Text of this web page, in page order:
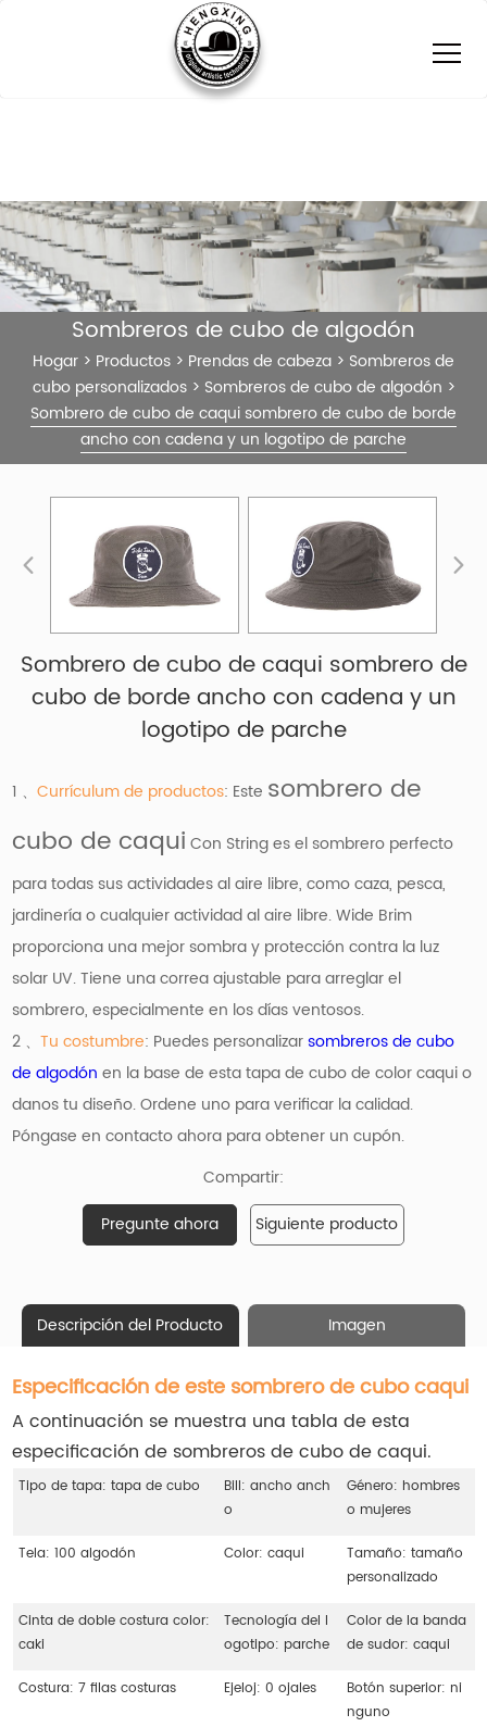
Sombreros de cubo de algodón
Hogar > Productos > Prendas de cabeza > Sombreros de
cubo personalizados> Sombreros de cubo de algodón >
Sombrero de cubo de caqui sombrero de cubo de borde
ancho con cadena y un logotipo de parche
Sombrero de cubo de caqui sombrero de
cubo de borde ancho con cadena y un
logotipo de parche
1 、Currículum de productos: Este sombrero de
cubo de caqui Con String es el sombrero perfecto
para todas sus actividades al aire libre, como caza, pesca,
jardinería o cualquier actividad al aire libre. Wide Brim
proporciona una mejor sombra y protección contra la luz
solar UV. Tiene una correa ajustable para arreglar el
sombrero, especialmente en los días ventosos.
2 、Tu costumbre: Puedes personalizarsombreros de cubo
de algodón en la base de esta tapa de cubo de color caqui o
danos tu diseño. Ordene uno para verificar la calidad.
Póngase en contacto ahora para obtener un cupón.
Compartir:
Pregunte ahora
Siguiente producto
Descripción del Producto Imagen
Especificación de este sombrero de cubo caqui
A continuación se muestra una tabla de esta
especificación de sombreros de cubo de caqui.
Tipo de tapa: tapa de cubo
Bill: ancho anch
o
Género: hombres
o mujeres
Tela: 100 algodón Color: caqui
Tamaño: tamaño
personalizado
Cinta de doble costura color:
caki
Tecnología del l
ogotipo: parche
Color de la banda
de sudor: caqui
Costura: 7 filas costuras Ejeloj: 0 ojales
Botón superior: ni
nguno